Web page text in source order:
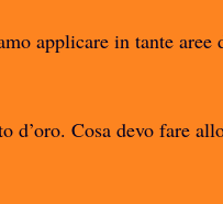
applicare in tante
Cosa devo fare